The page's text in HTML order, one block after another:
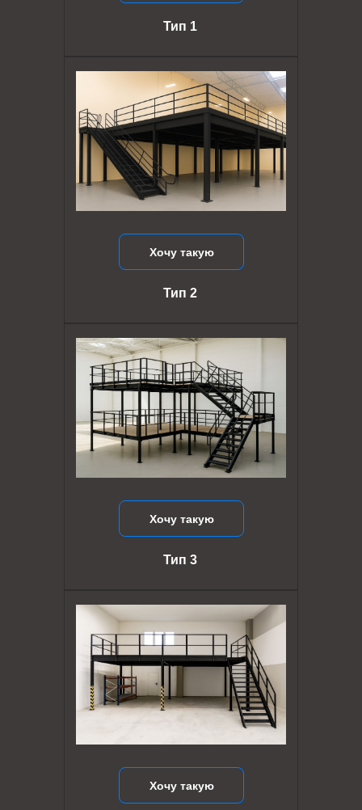
Хочу такую
Хочу такую
Тип 3
Хочу такую
Тип 2
Тип 1